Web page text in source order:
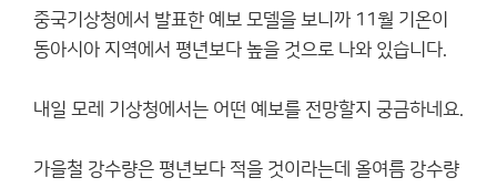
중국기상청에서 발표한 예보 모델을 보니까 11월 기온이
동아시아 지역에서 평년보다 높을 것으로 나와 있습니다.
내일 모레 기상청에서는 어떤 예보를 전망할지 궁금하네요.
가을철 강수량은 평년보다 적을 것이라는데 올여름 강수량